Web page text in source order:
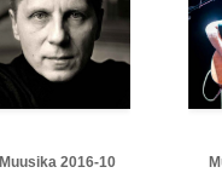
Muusika 2016-10